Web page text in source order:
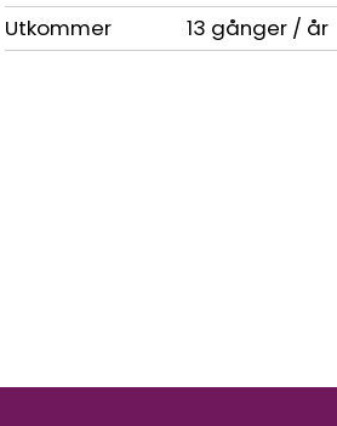
Utkommer
13 gånger / år